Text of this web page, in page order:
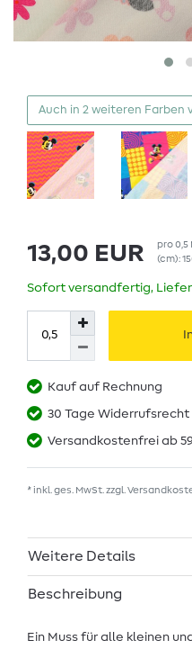
Auch in 2 weiteren Farben
13,00 EUR pro0,5
(cm):
Sofort versandfertig,
Kauf auf Rechnung
30 Tage Widerrufsrecht
Versandkostenfrei ab
* inkl. ges. MwSt. zzgl.
Weitere Details
Beschreibung
Ein Muss für alle kleinen